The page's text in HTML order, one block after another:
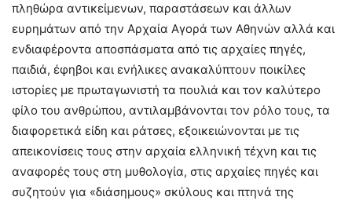
πληθώρα αντικείμενων, παραστάσεων και άλλων
ευρημάτων από την Αρχαία Αγορά των Αθηνών αλλά και
ενδιαφέροντα αποσπάσματα από τις αρχαίες πηγές,
παιδιά, έφηβοι και ενήλικες ανακαλύπτουν ποικίλες
ιστορίες με πρωταγωνιστή τα πουλιά και τον καλύτερο
φίλο του ανθρώπου, αντιλαμβάνονται τον ρόλο τους, τα
διαφορετικά είδη και ράτσες, εξοικειώνονται με τις
απεικονίσεις τους στην αρχαία ελληνική τέχνη και τις
αναφορές τους στη μυθολογία, στις αρχαίες πηγές και
συζητούν για «διάσημους» σκύλους και πτηνά της